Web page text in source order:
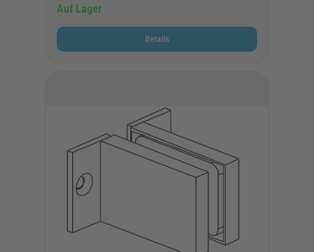
Auf Lager
Details